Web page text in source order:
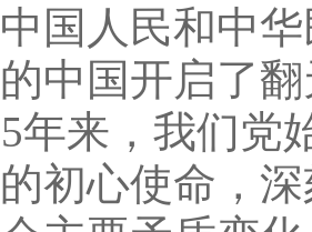
国人民和中
中国开启了
来，我们党始
初心使命，